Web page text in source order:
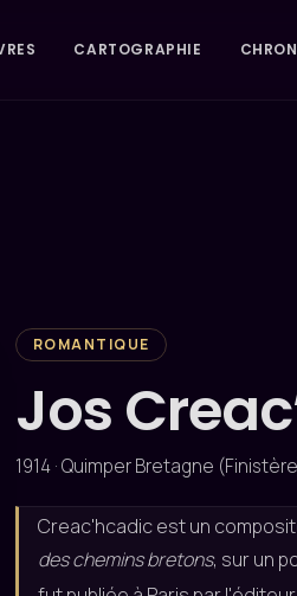
CARTOGRAPHIE
ROMANTIQUE
Jos
1914 · Quimper Bretagne
Creac'hcadic est un
des chemins bretons, sur un